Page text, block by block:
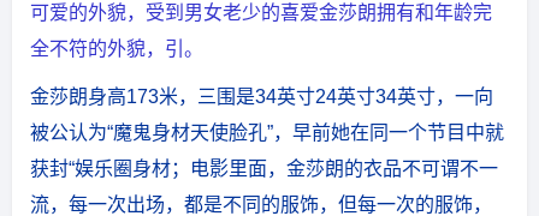
可爱的外貌，受到男女老少的喜爱金莎朗拥有和年龄完
全不符的外貌，引。
金莎朗身高173米，三围是34英寸24英寸34英寸，一向
被公认为“魔鬼身材天使脸孔”，早前她在同一个节目中就
获封“娱乐圈身材；电影里面，金莎朗的衣品不可谓不一
流，每一次出场，都是不同的服饰，但每一次的服饰，